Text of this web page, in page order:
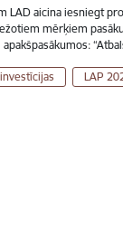
LAD aicina iesniegt
mērķiem
LAP